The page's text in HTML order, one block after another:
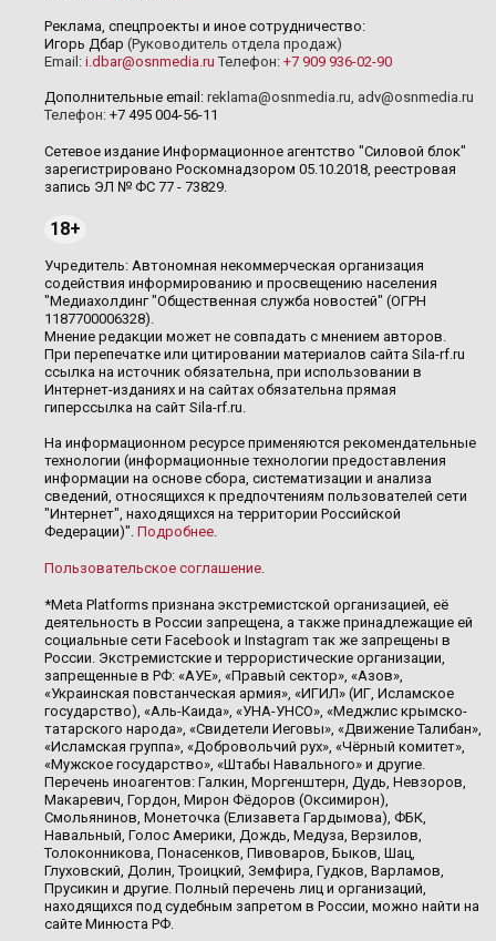
Реклама, спецпроекты и иное сотрудничество:
Игорь Дбар (Руководитель отдела продаж)
Email: i.dbar@osnmedia.ru Телефон: +7 909 936-02-90
Дополнительные email: reklama@osnmedia.ru, adv@osnmedia.ru
Телефон: +7 495 004-56-11
Сетевое издание Информационное агентство "Силовой блок"
зарегистрировано Роскомнадзором 05.10.2018, реестровая
запись ЭЛ № ФС 77 - 73829.
18+
Учредитель: Автономная некоммерческая организация
содействия информированию и просвещению населения
"Медиахолдинг "Общественная служба новостей" (ОГРН
1187700006328).
Мнение редакции может не совпадать с мнением авторов.
При перепечатке или цитировании материалов сайта Sila-rf.ru
ссылка на источник обязательна, при использовании в
Интернет-изданиях и на сайтах обязательна прямая
гиперссылка на сайт Sila-rf.ru.
На информационном ресурсе применяются рекомендательные
технологии (информационные технологии предоставления
информации на основе сбора, систематизации и анализа
сведений, относящихся к предпочтениям пользователей сети
"Интернет", находящихся на территории Российской
Федерации)". Подробнее.
Пользовательское соглашение.
*Meta Platforms признана экстремистской организацией, её
деятельность в России запрещена, а также принадлежащие ей
социальные сети Facebook и Instagram так же запрещены в
России. Экстремистские и террористические организации,
запрещенные в РФ: «АУЕ», «Правый сектор», «Азов»,
«Украинская повстанческая армия», «ИГИЛ» (ИГ, Исламское
государство), «Аль-Каида», «УНА-УНСО», «Меджлис крымско-
татарского народа», «Свидетели Иеговы», «Движение Талибан»,
«Исламская группа», «Добровольчий рух», «Чёрный комитет»,
«Мужское государство», «Штабы Навального» и другие.
Перечень иноагентов: Галкин, Моргенштерн, Дудь, Невзоров,
Макаревич, Гордон, Мирон Фёдоров (Оксимирон),
Смольянинов, Монеточка (Елизавета Гардымова), ФБК,
Навальный, Голос Америки, Дождь, Медуза, Верзилов,
Толоконникова, Понасенков, Пивоваров, Быков, Шац,
Глуховский, Долин, Троицкий, Земфира, Гудков, Варламов,
Прусикин и другие. Полный перечень лиц и организаций,
находящихся под судебным запретом в России, можно найти на
сайте Минюста РФ.